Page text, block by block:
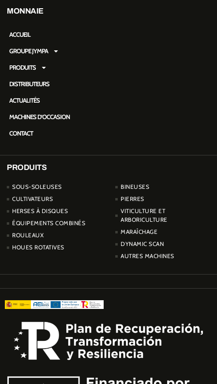
MONNAIE
ACCUEIL
GROUPE JYMPA
PRODUITS
DISTRIBUTEURS
ACTUALITÉS
MACHINES D’OCCASION
CONTACT
PRODUITS
SOUS-SOLEUSES
CULTIVATEURS
HERSES À DISQUES
ÉQUIPEMENTS COMBINÉS
ROULEAUX
HOUES ROTATIVES
BINEUSES
PIERRES
VITICULTURE ET
ARBORICULTURE
MARAÎCHAGE
DYNAMIC SCAN
AUTRES MACHINES